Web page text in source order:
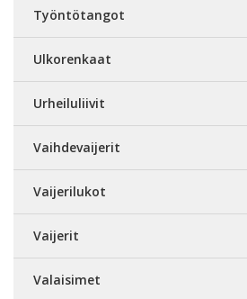
Työntötangot
Ulkorenkaat
Urheiluliivit
Vaihdevaijerit
Vaijerilukot
Vaijerit
Valaisimet